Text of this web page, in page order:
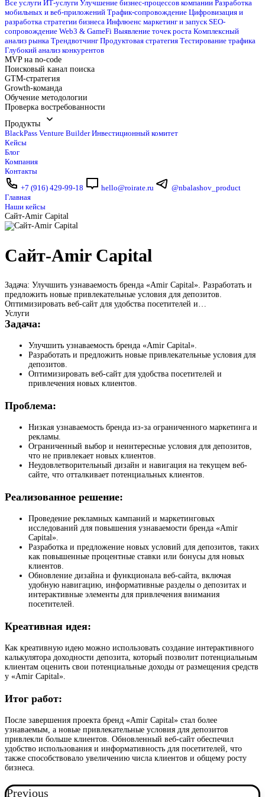
Все услуги ИТ-услуги Улучшение бизнес-процессов компании Разработка
мобильных и веб-приложений Трафик-сопровождение Цифровизация и
разработка стратегии бизнеса Инфлюенс маркетинг и запуск SEO-
сопровождение Web3 & GameFi Выявление точек роста Комплексный
анализ рынка Трендвотчинг Продуктовая стратегия Тестирование трафика
Глубокий анализ конкурентов
MVP на no-code
Поисковый канал поиска
GTM-стратегия
Growth-команда
Обучение методологии
Проверка востребованности
Продукты
BlackPass Venture Builder Инвестиционный комитет
Кейсы
Блог
Компания
Контакты
+7 (916) 429-99-18
hello@roirate.ru
@nbalashov_product
Главная
Наши кейсы
Сайт-Amir Capital
Сайт-Amir Capital
Задача: Улучшить узнаваемость бренда «Amir Capital». Разработать и
предложить новые привлекательные условия для депозитов.
Оптимизировать веб-сайт для удобства посетителей и…
Услуги
Задача:
Улучшить узнаваемость бренда «Amir Capital».
Разработать и предложить новые привлекательные условия для
депозитов.
Оптимизировать веб-сайт для удобства посетителей и
привлечения новых клиентов.
Проблема:
Низкая узнаваемость бренда из-за ограниченного маркетинга и
рекламы.
Ограниченный выбор и неинтересные условия для депозитов,
что не привлекает новых клиентов.
Неудовлетворительный дизайн и навигация на текущем веб-
сайте, что отталкивает потенциальных клиентов.
Реализованное решение:
Проведение рекламных кампаний и маркетинговых
исследований для повышения узнаваемости бренда «Amir
Capital».
Разработка и предложение новых условий для депозитов, таких
как повышенные процентные ставки или бонусы для новых
клиентов.
Обновление дизайна и функционала веб-сайта, включая
удобную навигацию, информативные разделы о депозитах и
интерактивные элементы для привлечения внимания
посетителей.
Креативная идея:
Как креативную идею можно использовать создание интерактивного
калькулятора доходности депозита, который позволит потенциальным
клиентам оценить свои потенциальные доходы от размещения средств
у «Amir Capital».
Итог работ:
После завершения проекта бренд «Amir Capital» стал более
узнаваемым, а новые привлекательные условия для депозитов
привлекли больше клиентов. Обновленный веб-сайт обеспечил
удобство использования и информативность для посетителей, что
также способствовало увеличению числа клиентов и общему росту
бизнеса.
Previous